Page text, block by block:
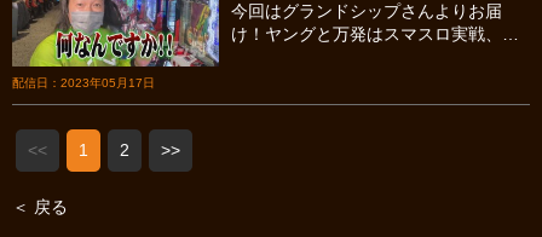
配信日：2023年05月17日
今回はグランドシップさんよりお届
け！ヤングと万発はスマスロ実戦、長
作る！
<< 1 2 >>
＜ 戻る